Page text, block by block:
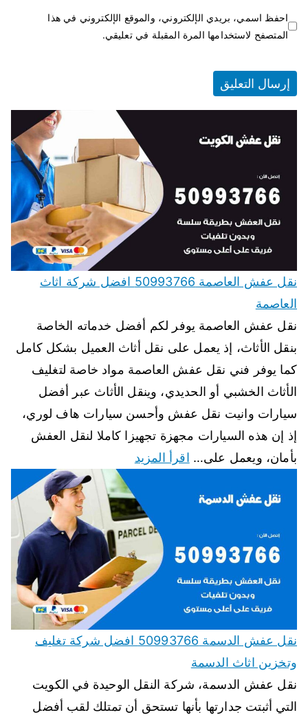
احفظ اسمي، بريدي الإلكتروني، والموقع الإلكتروني في هذا
المتصفح لاستخدامها المرة المقبلة في تعليقي.
نقل عفش العاصمة 50993766 افضل شركة اثاث
العاصمة
نقل عفش العاصمة يوفر لكم أفضل خدماته الخاصة
بنقل الأثاث، إذ يعمل على نقل أثاث العميل بشكل كامل
كما يوفر فني نقل عفش العاصمة مواد خاصة لتغليف
الأثاث الخشبي أو الحديدي، وينقل الأثاث عبر أفضل
سيارات وانيت نقل عفش وأحسن سيارات هاف لوري،
إذ إن هذه السيارات مجهزة تجهيزا كاملا لنقل العفش
بأمان، ويعمل على… اقرأ المزيد
نقل عفش الدسمة 50993766 افضل شركة تغليف
وتخزين اثاث الدسمة
نقل عفش الدسمة، شركة النقل الوحيدة في الكويت
التي أثبتت جدارتها بأنها تستحق أن تمتلك لقب أفضل